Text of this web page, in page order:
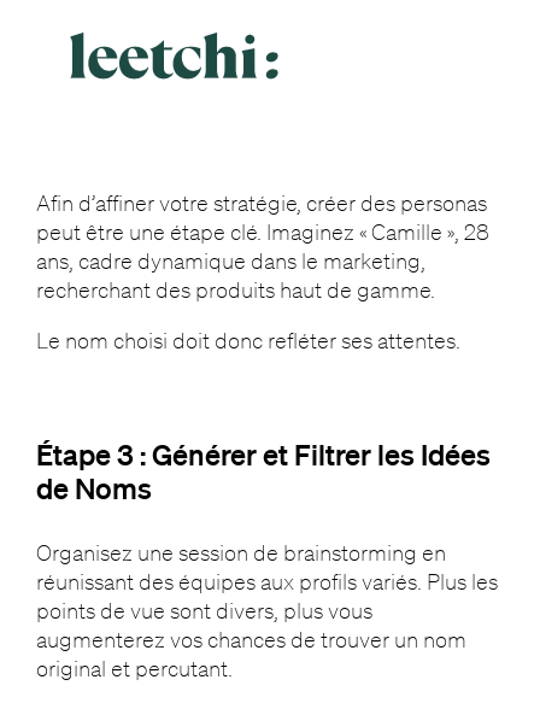
Afin d’affiner votre stratégie, créer des personas
peut être une étape clé. Imaginez « Camille », 28
ans, cadre dynamique dans le marketing,
recherchant des produits haut de gamme.
Le nom choisi doit donc refléter ses attentes.
Étape 3 : Générer et Filtrer les Idées
de Noms
Organisez une session de brainstorming en
réunissant des équipes aux profils variés. Plus les
points de vue sont divers, plus vous
augmenterez vos chances de trouver un nom
original et percutant.